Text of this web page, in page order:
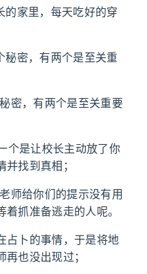
的家里，每天吃好的穿
秘密，有两个是至关重
密，有两个是至关重要
个是让校长主动放了你
找到真相；
师给你们的提示没有用
抓准备逃走的人呢。
占卜的事情，于是将地
也没出现过；